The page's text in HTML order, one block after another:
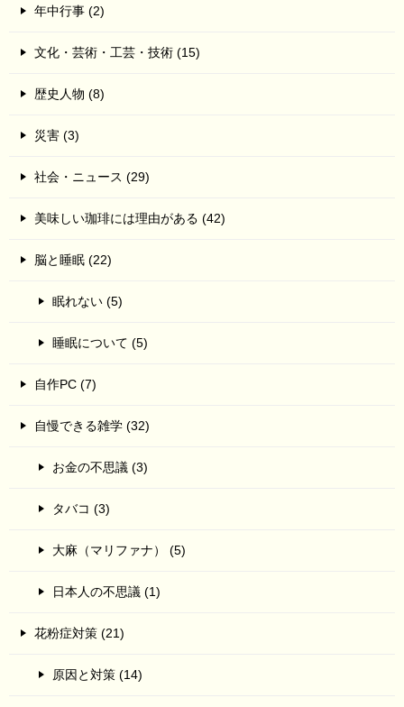
年中行事 (2)
文化・芸術・工芸・技術 (15)
歴史人物 (8)
災害 (3)
社会・ニュース (29)
美味しい珈琲には理由がある (42)
脳と睡眠 (22)
眠れない (5)
睡眠について (5)
自作PC (7)
自慢できる雑学 (32)
お金の不思議 (3)
タバコ (3)
大麻（マリファナ） (5)
日本人の不思議 (1)
花粉症対策 (21)
原因と対策 (14)